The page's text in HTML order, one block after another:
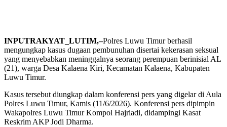
INPUTRAKYAT_LUTIM,–Polres Luwu Timur berhasil
mengungkap kasus dugaan pembunuhan disertai kekerasan seksual
yang menyebabkan meninggalnya seorang perempuan berinisial AL
(21), warga Desa Kalaena Kiri, Kecamatan Kalaena, Kabupaten
Luwu Timur.
Kasus tersebut diungkap dalam konferensi pers yang digelar di Aula
Polres Luwu Timur, Kamis (11/6/2026). Konferensi pers dipimpin
Wakapolres Luwu Timur Kompol Hajriadi, didampingi Kasat
Reskrim AKP Jodi Dharma.